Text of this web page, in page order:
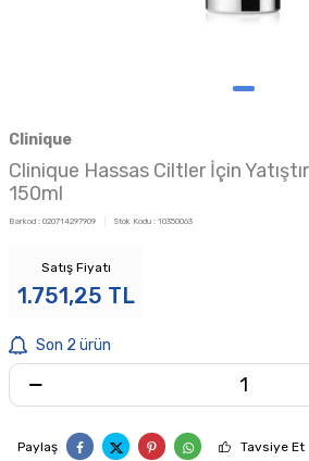
Clinique
Clinique Hassas Ciltler İçin
150ml
Barkod : 020714297909 Stok Kodu : 10350063
Satış Fiyatı
1.751,25 TL
Son 2 ürün
Paylaş Tavsiye Et